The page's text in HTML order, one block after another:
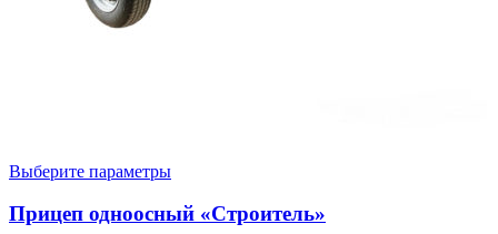
Выберите параметры
Прицеп одноосный «Строитель»